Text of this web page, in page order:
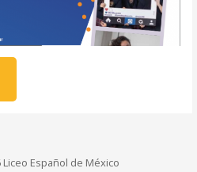
Español de México